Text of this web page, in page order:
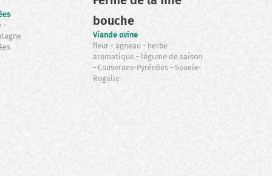
bouche
Viande ovine
fleur
agneau herbe
aromatique
légume de saison
Couserans-Pyrénées Soueix-
Rogalle